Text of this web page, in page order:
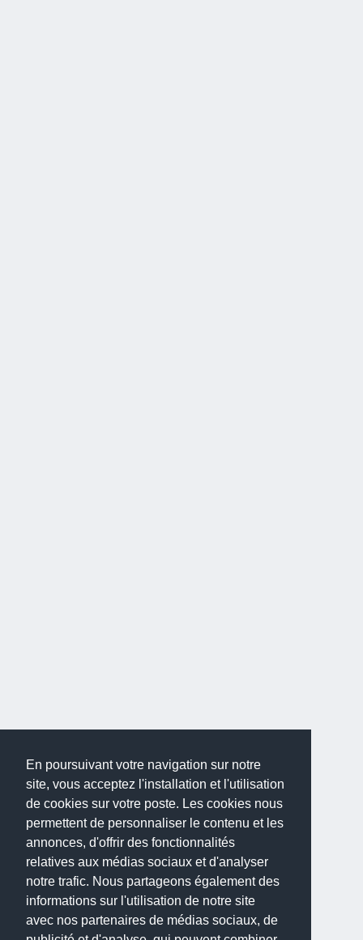
En poursuivant votre navigation sur notre
site, vous acceptez l'installation et l'utilisation
de cookies sur votre poste. Les cookies nous
permettent de personnaliser le contenu et les
annonces, d'offrir des fonctionnalités
relatives aux médias sociaux et d'analyser
notre trafic. Nous partageons également des
informations sur l'utilisation de notre site
avec nos partenaires de médias sociaux, de